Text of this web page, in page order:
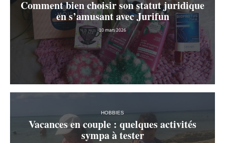
Comment bien choisir son statut juridique
en s’amusant avec Jurifun
10 mars 2026
HOBBIES
Vacances en couple : quelques activités
sympa à tester